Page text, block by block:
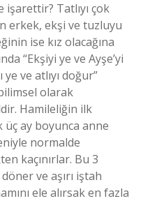
Tatlıyı çok
erkek, ekşi ve tuzluyu
ise kız olacağına
“Ekşiyi ye ve Ayşe’yi
ve atlıyı doğur”
olarak
Hamileliğin ilk
üç ay boyunca anne
normalde
kaçınırlar. Bu 3
ve aşırı iştah
ele alırsak en fazla